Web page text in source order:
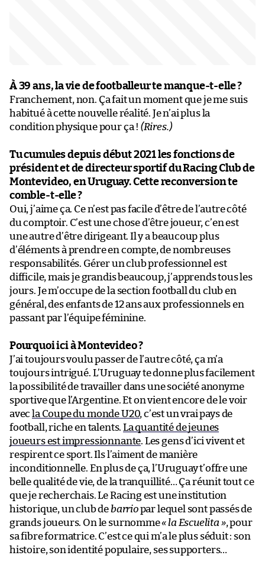
À 39 ans, la vie de footballeur te manque-t-elle ?
Franchement, non. Ça fait un moment que je me suis
habitué à cette nouvelle réalité. Je n’ai plus la
condition physique pour ça ! (Rires.)
Tu cumules depuis début 2021 les fonctions de
président et de directeur sportif du Racing Club de
Montevideo, en Uruguay. Cette reconversion te
comble-t-elle ?
Oui, j’aime ça. Ce n’est pas facile d’être de l’autre côté
du comptoir. C’est une chose d’être joueur, c’en est
une autre d’être dirigeant. Il y a beaucoup plus
d’éléments à prendre en compte, de nombreuses
responsabilités. Gérer un club professionnel est
difficile, mais je grandis beaucoup, j’apprends tous les
jours. Je m’occupe de la section football du club en
général, des enfants de 12 ans aux professionnels en
passant par l’équipe féminine.
Pourquoi ici à Montevideo ?
J’ai toujours voulu passer de l’autre côté, ça m’a
toujours intrigué. L’Uruguay te donne plus facilement
la possibilité de travailler dans une société anonyme
sportive que l’Argentine. Et on vient encore de le voir
avec la Coupe du monde U20, c’est un vrai pays de
football, riche en talents. La quantité de jeunes
joueurs est impressionnante. Les gens d’ici vivent et
respirent ce sport. Ils l’aiment de manière
inconditionnelle. En plus de ça, l’Uruguay t’offre une
belle qualité de vie, de la tranquillité… Ça réunit tout ce
que je recherchais. Le Racing est une institution
historique, un club de barriopar lequel sont passés de
grands joueurs. On le surnomme« la Escuelita », pour
sa fibre formatrice. C’est ce qui m’a le plus séduit : son
histoire, son identité populaire, ses supporters…